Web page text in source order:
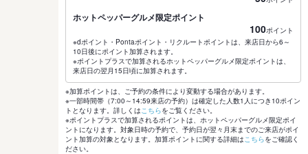
ホットペッパーグルメ限定ポイント
100ポイント
※dポイント・Pontaポイント・リクルートポイントは、来店日から6～
10日後にポイント加算されます。
※ポイントプラスで加算されるホットペッパーグルメ限定ポイントは、
来店日の翌月15日頃に加算されます。
※加算ポイントは、ご予約の条件により変動する場合があります。
※一部時間帯（7:00～14:59来店の予約）は確定した人数1人につき10ポイン
トとなります。詳しくはこちらをご覧ください。
※ポイントプラスで加算されるポイントは、ホットペッパーグルメ限定ポイ
ントになります。対象日時の予約で、予約日が翌々月末までのご来店がポイ
ント加算の対象となります。加算ポイントに関する詳細はこちらをご確認く
ださい。